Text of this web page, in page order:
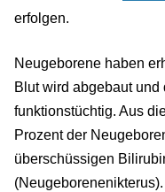
erfolgen.
Neugeborene haben
Blut wird abgebaut
funktionstüchtig. Aus
Prozent der
überschüssigen